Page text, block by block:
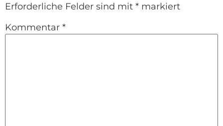
Erforderliche Felder sind mit * markiert
Kommentar *